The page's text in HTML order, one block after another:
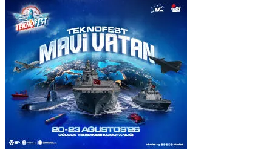
İSTANBUL
İZMİR
ŞANLIURFA
ŞIRNAK